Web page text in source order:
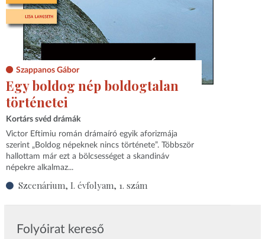
Szappanos Gábor
Egy boldog nép boldogtalan
történetei
Kortárs svéd drámák
Victor Eftimiu román drámaíró egyik aforizmája
szerint „Boldog népeknek nincs története”. Többször
hallottam már ezt a bölcsességet a skandináv
népekre alkalmaz...
Szcenárium, I. évfolyam, 1. szám
Folyóirat kereső